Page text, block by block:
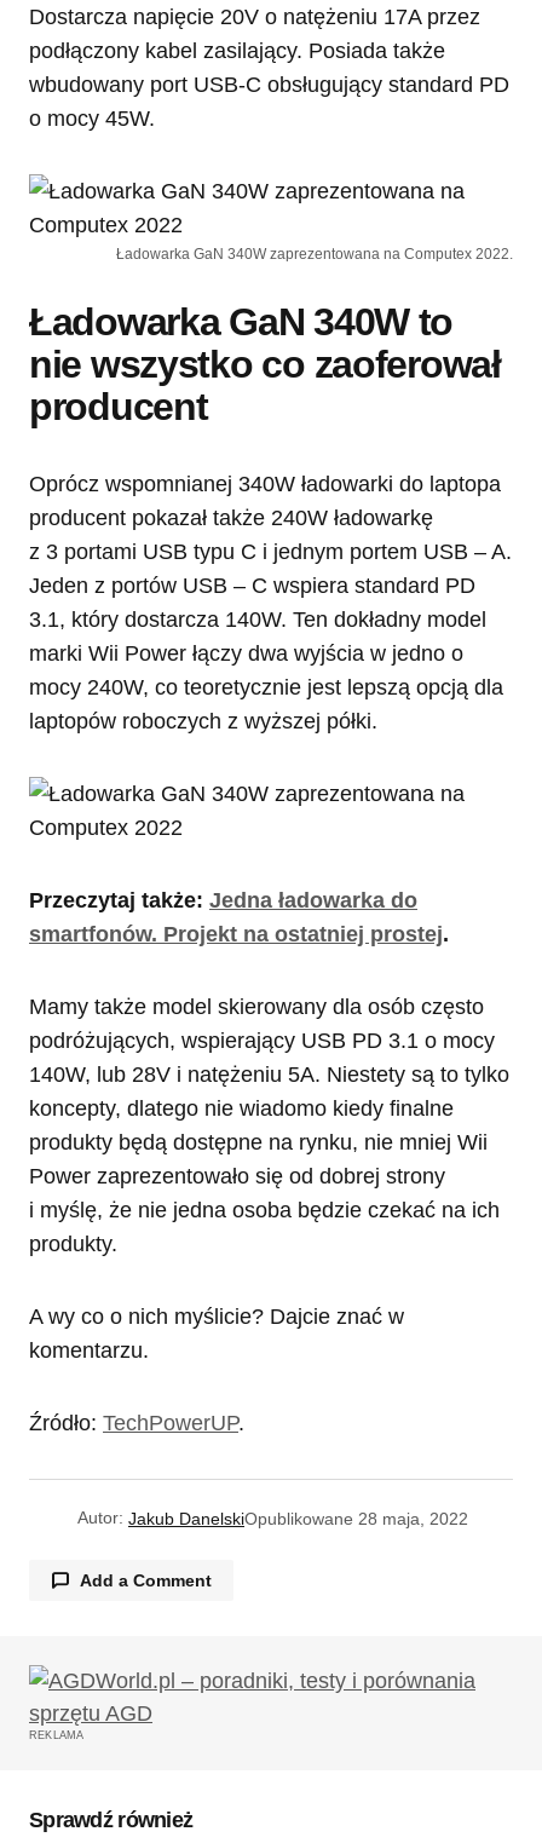
Dostarcza napięcie 20V o natężeniu 17A przez
podłączony kabel zasilający. Posiada także
wbudowany port USB-C obsługujący standard PD
o mocy 45W.
Ładowarka GaN 340W zaprezentowana na Computex 2022.
Ładowarka GaN 340W to
nie wszystko co zaoferował
producent
Oprócz wspomnianej 340W ładowarki do laptopa
producent pokazał także 240W ładowarkę
z 3 portami USB typu C i jednym portem USB – A.
Jeden z portów USB – C wspiera standard PD
3.1, który dostarcza 140W. Ten dokładny model
marki Wii Power łączy dwa wyjścia w jedno o
mocy 240W, co teoretycznie jest lepszą opcją dla
laptopów roboczych z wyższej półki.
Przeczytaj także: Jedna ładowarka do
smartfonów. Projekt na ostatniej prostej.
Mamy także model skierowany dla osób często
podróżujących, wspierający USB PD 3.1 o mocy
140W, lub 28V i natężeniu 5A. Niestety są to tylko
koncepty, dlatego nie wiadomo kiedy finalne
produkty będą dostępne na rynku, nie mniej Wii
Power zaprezentowało się od dobrej strony
i myślę, że nie jedna osoba będzie czekać na ich
produkty.
A wy co o nich myślicie? Dajcie znać w
komentarzu.
Źródło: TechPowerUP.
Autor: Jakub DanelskiOpublikowane 28 maja, 2022
Add a Comment
Twój adres email nie zostanie opublikowany.
Wymagane pola są oznaczone
REKLAMA
Sprawdź również